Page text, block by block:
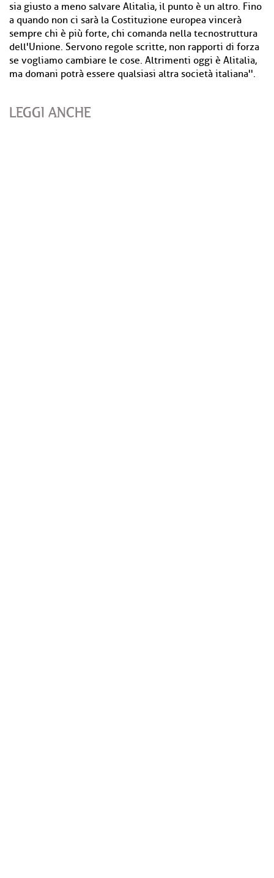
sia giusto a meno salvare Alitalia, il punto è un altro. Fino
a quando non ci sarà la Costituzione europea vincerà
sempre chi è più forte, chi comanda nella tecnostruttura
dell'Unione. Servono regole scritte, non rapporti di forza
se vogliamo cambiare le cose. Altrimenti oggi è Alitalia,
ma domani potrà essere qualsiasi altra società italiana''.
LEGGI ANCHE